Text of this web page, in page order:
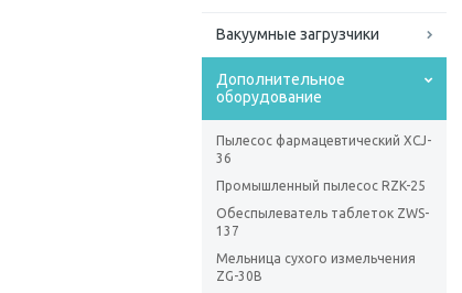
Вакуумные загрузчики
Дополнительное
оборудование
Пылесос фармацевтический XCJ-
36
Промышленный пылесос RZK-25
Обеспылеватель таблеток ZWS-
137
Мельница сухого измельчения
ZG-30В